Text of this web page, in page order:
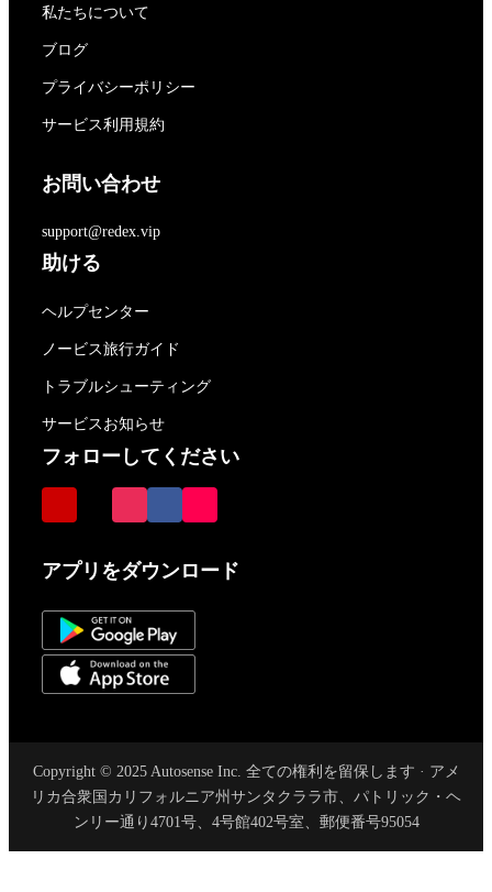
私たちについて
ブログ
プライバシーポリシー
サービス利用規約
お問い合わせ
support@redex.vip
助ける
ヘルプセンター
ノービス旅行ガイド
トラブルシューティング
サービスお知らせ
フォローしてください
アプリをダウンロード
Copyright © 2025 Autosense Inc. 全ての権利を留保します · アメ
リカ合衆国カリフォルニア州サンタクララ市、パトリック・ヘ
ンリー通り4701号、4号館402号室、郵便番号95054